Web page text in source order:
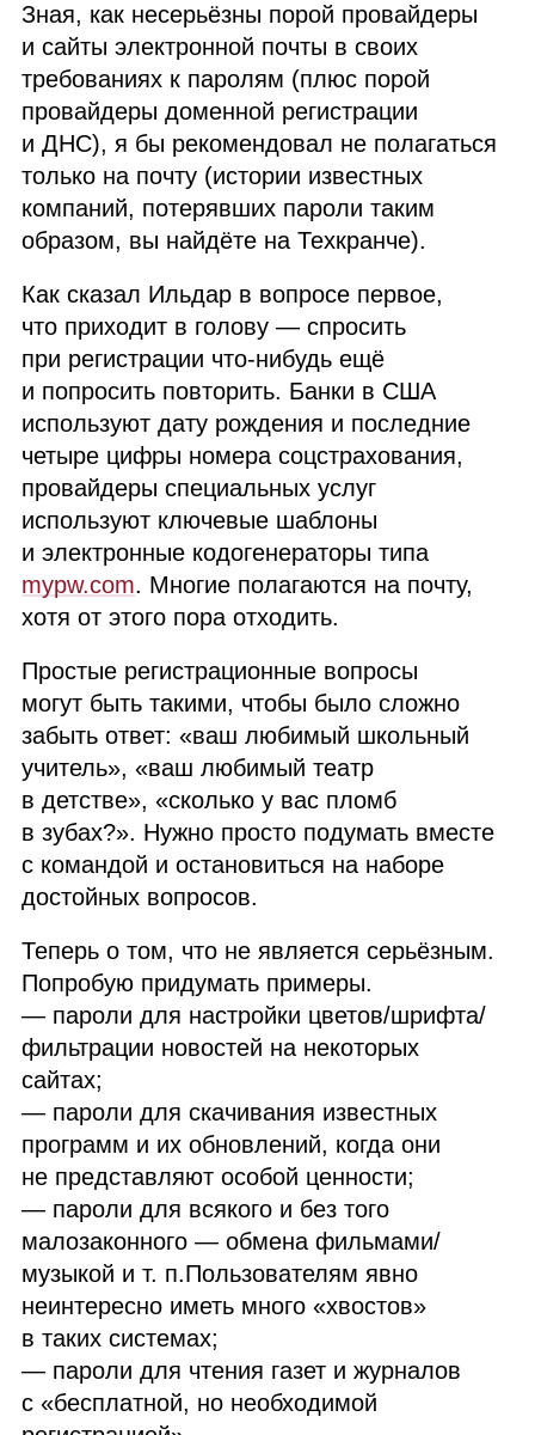
Зная, как несерьёзны порой провайдеры
и сайты электронной почты в своих
требованиях к паролям (плюс порой
провайдеры доменной регистрации
и ДНС), я бы рекомендовал не полагаться
только на почту (истории известных
компаний, потерявших пароли таким
образом, вы найдёте на Техкранче).
Как сказал Ильдар в вопросе первое,
что приходит в голову — спросить
при регистрации что‑нибудь ещё
и попросить повторить. Банки в США
используют дату рождения и последние
четыре цифры номера соцстрахования,
провайдеры специальных услуг
используют ключевые шаблоны
и электронные кодогенераторы типа
mypw.com. Многие полагаются на почту,
хотя от этого пора отходить.
Простые регистрационные вопросы
могут быть такими, чтобы было сложно
забыть ответ: «ваш любимый школьный
учитель», «ваш любимый театр
в детстве», «сколько у вас пломб
в зубах?». Нужно просто подумать вместе
с командой и остановиться на наборе
достойных вопросов.
Теперь о том, что не является серьёзным.
Попробую придумать примеры.
— пароли для настройки цветов/шрифта/
фильтрации новостей на некоторых
сайтах;
— пароли для скачивания известных
программ и их обновлений, когда они
не представляют особой ценности;
— пароли для всякого и без того
малозаконного — обмена фильмами/
музыкой и т. п.Пользователям явно
неинтересно иметь много «хвостов»
в таких системах;
— пароли для чтения газет и журналов
с «бесплатной, но необходимой